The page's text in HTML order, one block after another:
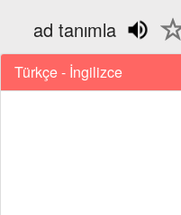
ad tanımla
Türkçe - İngilizce